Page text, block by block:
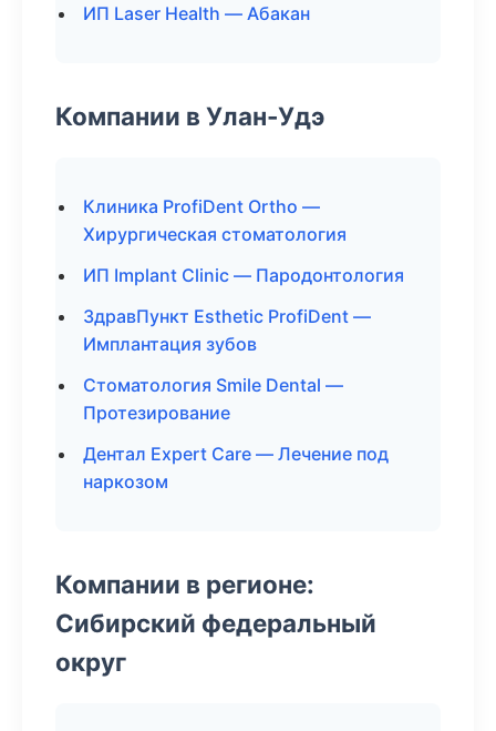
ИП Laser Health — Абакан
Компании в Улан-Удэ
Клиника ProfiDent Ortho —
Хирургическая стоматология
ИП Implant Clinic — Пародонтология
ЗдравПункт Esthetic ProfiDent —
Имплантация зубов
Стоматология Smile Dental —
Протезирование
Дентал Expert Care — Лечение под
наркозом
Компании в регионе:
Сибирский федеральный
округ